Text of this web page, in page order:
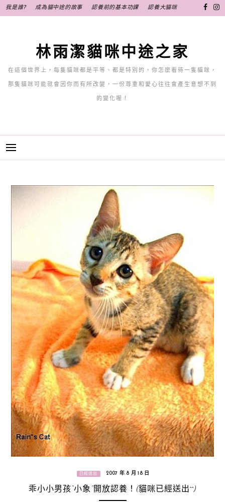
至
我是誰? 成為貓中途的故事 認養前的基本功課 認養大貓咪
林雨潔貓咪中途之家
在這個世界上，每隻貓咪都是平等、都是特別的，你怎麼看待一隻貓咪，
那隻貓咪可能就會因你而有所改變，一份尊重和愛心往往會產生意想不到
的變化喔！
已經送出 2007 年 8 月 18 日
乖小小男孩“小象”開放認養！(貓咪已經送出^^)